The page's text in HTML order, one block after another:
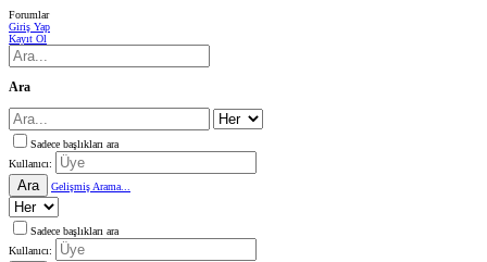
Forumlar
Giriş Yap
Kayıt Ol
Ara
Sadece başlıkları ara
Kullanıcı:
Ara Gelişmiş Arama...
Sadece başlıkları ara
Kullanıcı: